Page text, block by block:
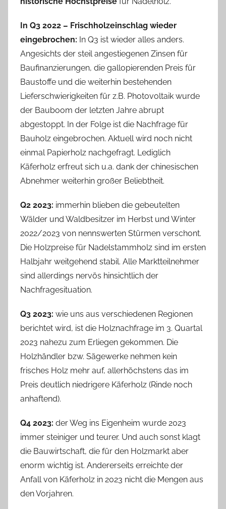
In Q3 2022 – Frischholzeinschlag wieder
eingebrochen: In Q3 ist wieder alles anders.
Angesichts der steil angestiegenen Zinsen für
Baufinanzierungen, die gallopierenden Preis für
Baustoffe und die weiterhin bestehenden
Lieferschwierigkeiten für z.B. Photovoltaik wurde
der Bauboom der letzten Jahre abrupt
abgestoppt. In der Folge ist die Nachfrage für
Bauholz eingebrochen. Aktuell wird noch nicht
einmal Papierholz nachgefragt. Lediglich
Käferholz erfreut sich u.a. dank der chinesischen
Abnehmer weiterhin großer Beliebtheit.
Q2 2023: immerhin blieben die gebeutelten
Wälder und Waldbesitzer im Herbst und Winter
2022/2023 von nennswerten Stürmen verschont.
Die Holzpreise für Nadelstammholz sind im ersten
Halbjahr weitgehend stabil. Alle Marktteilnehmer
sind allerdings nervös hinsichtlich der
Nachfragesituation.
Q3 2023: wie uns aus verschiedenen Regionen
berichtet wird, ist die Holznachfrage im 3. Quartal
2023 nahezu zum Erliegen gekommen. Die
Holzhändler bzw. Sägewerke nehmen kein
frisches Holz mehr auf, allerhöchstens das im
Preis deutlich niedrigere Käferholz (Rinde noch
anhaftend).
Q4 2023: der Weg ins Eigenheim wurde 2023
immer steiniger und teurer. Und auch sonst klagt
die Bauwirtschaft, die für den Holzmarkt aber
enorm wichtig ist. Andererseits erreichte der
Anfall von Käferholz in 2023 nicht die Mengen aus
den Vorjahren.